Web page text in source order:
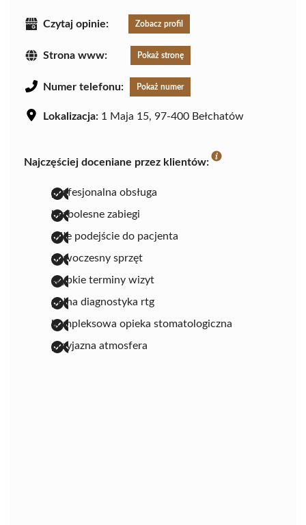
Czytaj opinie: Zobacz profil
Strona www: Pokaż stronę
Numer telefonu: Pokaż numer
Lokalizacja: 1 Maja 15, 97-400 Bełchatów
Najczęściej doceniane przez klientów:
profesjonalna obsługa
bezbolesne zabiegi
miłe podejście do pacjenta
nowoczesny sprzęt
szybkie terminy wizyt
pełna diagnostyka rtg
kompleksowa opieka stomatologiczna
przyjazna atmosfera